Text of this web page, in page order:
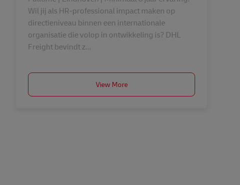
Wil jij als HR-professional impact maken op
directieniveau binnen een internationale
organisatie die volop in ontwikkeling is? DHL
Freight bevindt z...
View More